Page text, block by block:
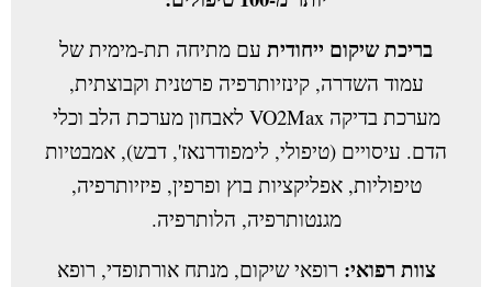
בריכת שיקום ייחודית עם מתיחה תת-מימית של
עמוד השדרה, קינזיותרפיה פרטנית וקבוצתית,
מערכת בדיקה VO2Max לאבחון מערכת הלב וכלי
הדם. עיסויים (טיפולי, לימפודרנאז', דבש), אמבטיות
טיפוליות, אפליקציות בוץ ופרפין, פיזיותרפיה,
מגנטותרפיה, הלותרפיה.
צוות רפואי: רופאי שיקום, מנתח אורתופדי, רופא